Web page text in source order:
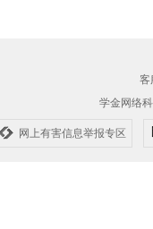
客
学金网络
网上有害信息举报专区